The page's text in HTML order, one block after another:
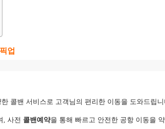
업
콜밴 서비스로 고객님의 편리한 이동을 도와드립니
, 사전 콜밴예약을 통해 빠르고 안전한 공항 이동을